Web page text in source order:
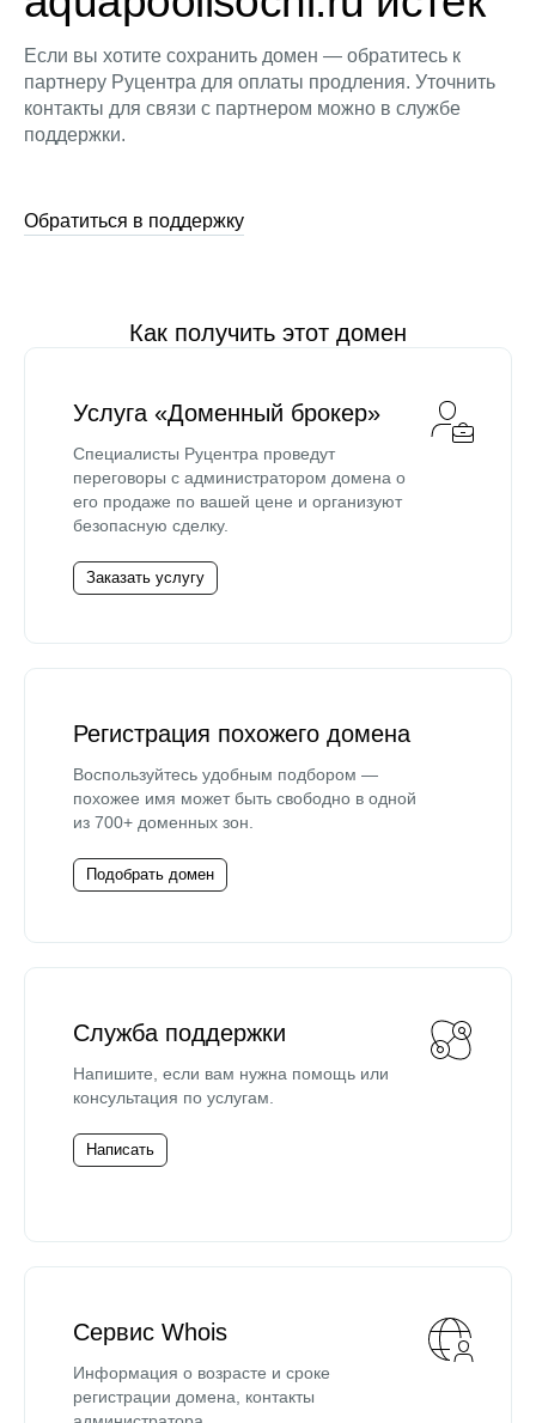
Если вы хотите сохранить домен — обратитесь к
партнеру Руцентра для оплаты продления. Уточнить
контакты для связи с партнером можно в службе
поддержки.
Обратиться в поддержку
Как получить этот домен
Услуга «Доменный брокер»
Специалисты Руцентра проведут
переговоры с администратором домена о
его продаже по вашей цене и организуют
безопасную сделку.
Заказать услугу
Регистрация похожего домена
Воспользуйтесь удобным подбором —
похожее имя может быть свободно в одной
из 700+ доменных зон.
Подобрать домен
Служба поддержки
Напишите, если вам нужна помощь или
консультация по услугам.
Написать
Сервис Whois
Информация о возрасте и сроке
регистрации домена, контакты